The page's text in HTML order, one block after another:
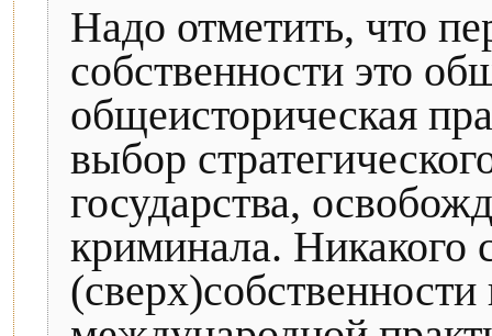
Надо отметить, что
собственности это
общеисторическая
выбор
государства,
криминала. Никакого